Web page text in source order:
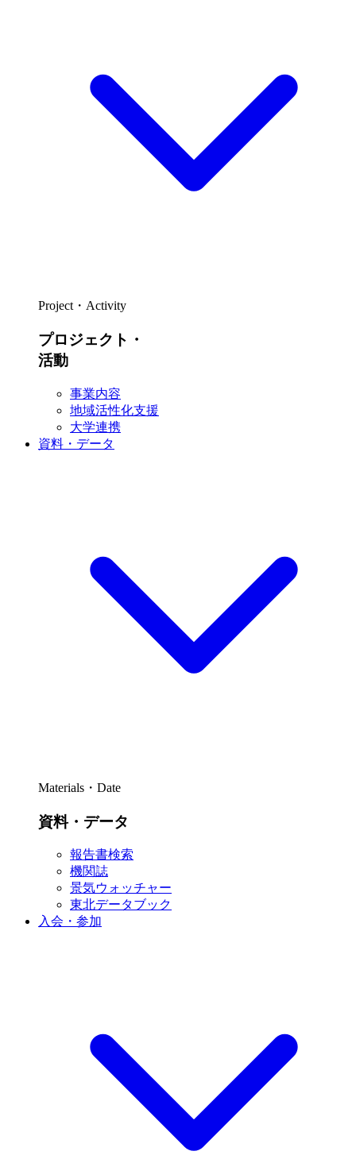
Project・Activity
プロジェクト・
活動
事業内容
地域活性化支援
大学連携
資料・データ
Materials・Date
資料・データ
報告書検索
機関誌
景気ウォッチャー
東北データブック
入会・参加